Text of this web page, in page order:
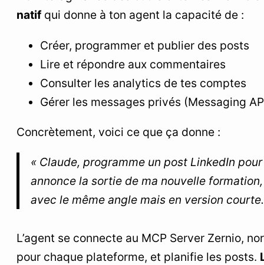
natifqui donne à ton agent la capacité de :
Créer, programmer et publier des posts
Lire et répondre aux commentaires
Consulter les analytics de tes comptes
Gérer les messages privés (Messaging
Concrètement, voici ce que ça donne :
« Claude, programme un post LinkedIn
annonce la sortie de ma nouvelle
avec le même angle mais en version
L’agent se connecte au MCP Server Zernio,
pour chaque plateforme, et planifie les posts.